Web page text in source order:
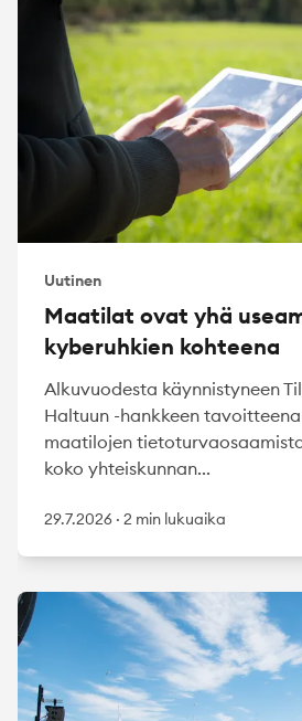
Uutinen
Maatilat ovat yhä
kyberuhkien kohteena
Alkuvuodesta käynnistyneen
Haltuun -hankkeen
maatilojen
koko yhteiskunnan...
29.7.2026 · 2 min lukuaika